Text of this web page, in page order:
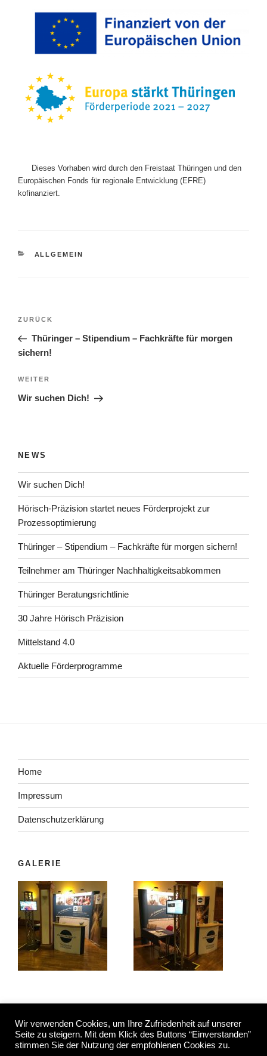
Dieses Vorhaben wird durch den Freistaat Thüringen und den
Europäischen Fonds für regionale Entwicklung (EFRE)
kofinanziert.
KATEGORIEN
ALLGEMEIN
Beitragsnavigation
Vorheriger
Beitrag
ZURÜCK
Thüringer – Stipendium – Fachkräfte für morgen
sichern!
Nächster
Beitrag
WEITER
Wir suchen Dich!
NEWS
Wir suchen Dich!
Hörisch-Präzision startet neues Förderprojekt zur
Prozessoptimierung
Thüringer – Stipendium – Fachkräfte für morgen sichern!
Teilnehmer am Thüringer Nachhaltigkeitsabkommen
Thüringer Beratungsrichtlinie
30 Jahre Hörisch Präzision
Mittelstand 4.0
Aktuelle Förderprogramme
Home
Impressum
Datenschutzerklärung
GALERIE
Wir verwenden Cookies, um Ihre Zufriedenheit auf unserer
Seite zu steigern. Mit dem Klick des Buttons “Einverstanden”
stimmen Sie der Nutzung der empfohlenen Cookies zu.